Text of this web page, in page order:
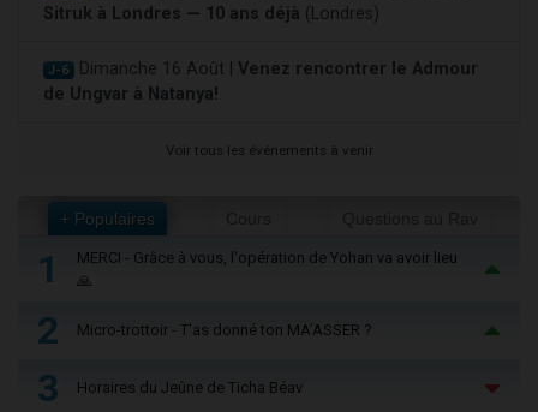
Sitruk à Londres — 10 ans déjà (Londres)
J-6 Dimanche 16 Août | Venez rencontrer le Admour
de Ungvar à Natanya!
Voir tous les événements à venir
+ Populaires
1
MERCI - Grâce à vous, l'opération de Yohan va avoir lieu
🙏
2 Micro-trottoir - T'as donné ton MA’ASSER ?
3 Horaires du Jeûne de Ticha Béav